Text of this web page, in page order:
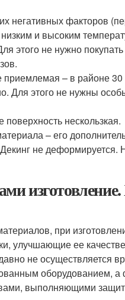
негативных факторов
и высоким
этого не нужно
– в районе 30
Для этого не нужны
нескользкая.
– его
не
при
улучшающие ее
не осуществляется
оборудованием, а
выполняющими